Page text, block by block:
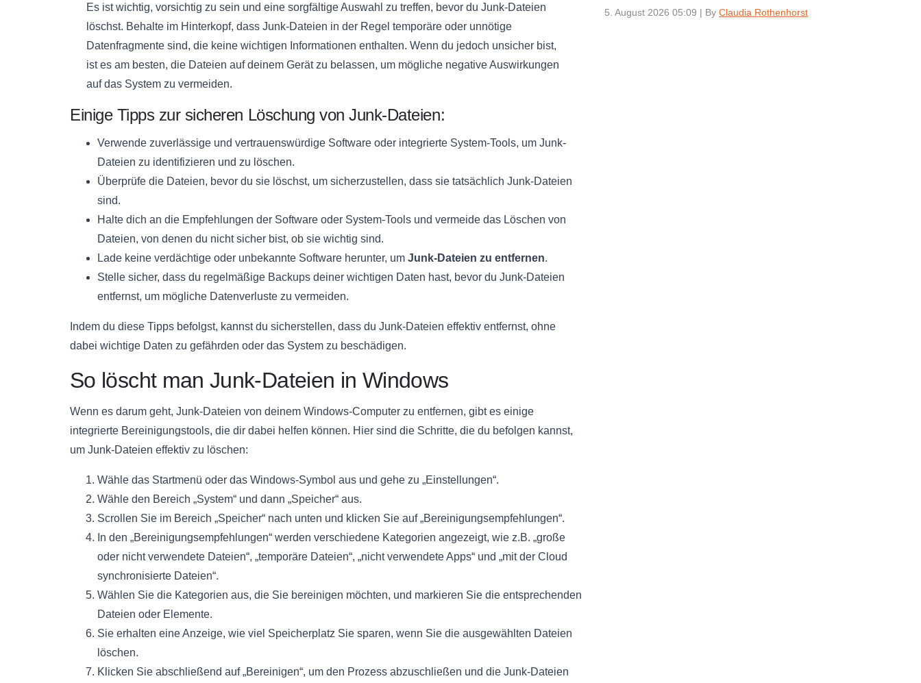
Es ist wichtig, vorsichtig zu sein und eine sorgfältige Auswahl zu treffen, bevor du Junk-Dateien
löschst. Behalte im Hinterkopf, dass Junk-Dateien in der Regel temporäre oder unnötige
Datenfragmente sind, die keine wichtigen Informationen enthalten. Wenn du jedoch unsicher bist,
ist es am besten, die Dateien auf deinem Gerät zu belassen, um mögliche negative Auswirkungen
auf das System zu vermeiden.
Einige Tipps zur sicheren Löschung von Junk-Dateien:
Verwende zuverlässige und vertrauenswürdige Software oder integrierte System-Tools, um Junk-
Dateien zu identifizieren und zu löschen.
Überprüfe die Dateien, bevor du sie löschst, um sicherzustellen, dass sie tatsächlich Junk-Dateien
sind.
Halte dich an die Empfehlungen der Software oder System-Tools und vermeide das Löschen von
Dateien, von denen du nicht sicher bist, ob sie wichtig sind.
Lade keine verdächtige oder unbekannte Software herunter, um Junk-Dateien zu entfernen.
Stelle sicher, dass du regelmäßige Backups deiner wichtigen Daten hast, bevor du Junk-Dateien
entfernst, um mögliche Datenverluste zu vermeiden.
Indem du diese Tipps befolgst, kannst du sicherstellen, dass du Junk-Dateien effektiv entfernst, ohne
dabei wichtige Daten zu gefährden oder das System zu beschädigen.
So löscht man Junk-Dateien in Windows
Wenn es darum geht, Junk-Dateien von deinem Windows-Computer zu entfernen, gibt es einige
integrierte Bereinigungstools, die dir dabei helfen können. Hier sind die Schritte, die du befolgen kannst,
um Junk-Dateien effektiv zu löschen:
Wähle das Startmenü oder das Windows-Symbol aus und gehe zu „Einstellungen“.
Wähle den Bereich „System“ und dann „Speicher“ aus.
Scrollen Sie im Bereich „Speicher“ nach unten und klicken Sie auf „Bereinigungsempfehlungen“.
In den „Bereinigungsempfehlungen“ werden verschiedene Kategorien angezeigt, wie z.B. „große
oder nicht verwendete Dateien“, „temporäre Dateien“, „nicht verwendete Apps“ und „mit der Cloud
synchronisierte Dateien“.
Wählen Sie die Kategorien aus, die Sie bereinigen möchten, und markieren Sie die entsprechenden
Dateien oder Elemente.
Sie erhalten eine Anzeige, wie viel Speicherplatz Sie sparen, wenn Sie die ausgewählten Dateien
löschen.
Klicken Sie abschließend auf „Bereinigen“, um den Prozess abzuschließen und die Junk-Dateien
5. August 2026 05:09 | By Claudia Rothenhorst